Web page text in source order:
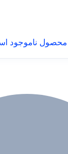
محصول ناموجود